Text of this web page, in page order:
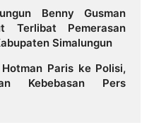
Benny Gusman
Terlibat Pemerasan
Simalungun
Paris ke Polisi,
Kebebasan Pers